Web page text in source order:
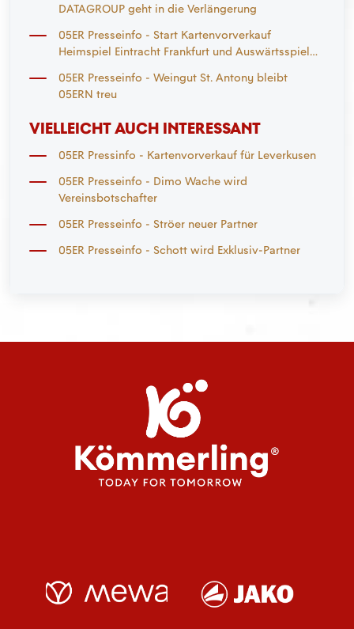
DATAGROUP geht in die Verlängerung
05ER Presseinfo - Start Kartenvorverkauf
Heimspiel Eintracht Frankfurt und Auswärtsspiel
05ER Presseinfo - Weingut St. Antony bleibt
05ERN treu
VIELLEICHT AUCH INTERESSANT
05ER Pressinfo - Kartenvorverkauf für Leverkusen
05ER Presseinfo - Dimo Wache wird
Vereinsbotschafter
05ER Presseinfo - Ströer neuer Partner
05ER Presseinfo - Schott wird Exklusiv-Partner